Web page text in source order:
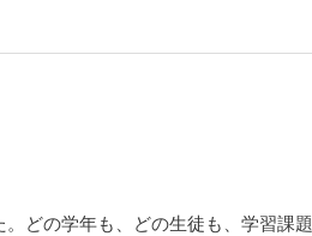
どの学年も、どの生徒も、学習課題